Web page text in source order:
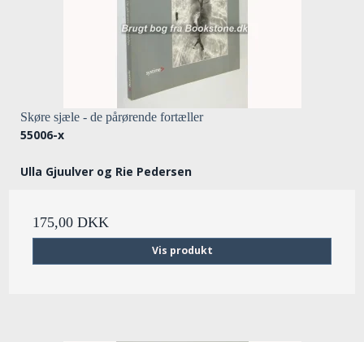
Skøre sjæle - de pårørende fortæller
55006-x
Ulla Gjuulver og Rie Pedersen
175,00 DKK
Vis produkt